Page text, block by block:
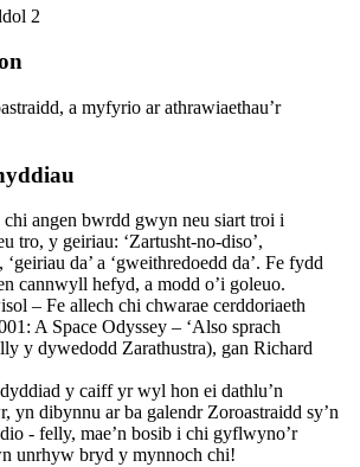
2
a myfyrio ar athrawiaethau’r
angen bwrdd gwyn neu siart troi i
tro, y geiriau: ‘Zartusht-no-diso’,
‘geiriau da’ a ‘gweithredoedd da’. Fe fydd
cannwyll hefyd, a modd o’i goleuo.
– Fe allech chi chwarae cerddoriaeth
A Space Odyssey – ‘Also sprach
y dywedodd Zarathustra), gan Richard
y caiff yr wyl hon ei dathlu’n
yn dibynnu ar ba galendr Zoroastraidd sy’n
- felly, mae’n bosib i chi gyflwyno’r
unrhyw bryd y mynnoch chi!